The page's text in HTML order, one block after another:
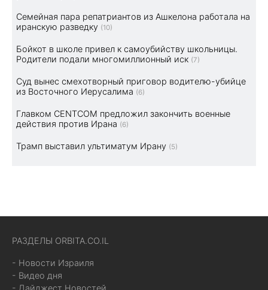
Семейная пара репатриантов из Ашкелона работала на
иранскую разведку (10)
Бойкот в школе привел к самоубийству школьницы.
Родители подали многомиллионный иск (7)
Суд вынес смехотворный приговор водителю-убийце
из Восточного Иерусалима (6)
Главком CENTCOM предложил закончить военные
действия против Ирана (6)
Трамп выставил ультиматум Ирану (5)
РАЗДЕЛЫ ORBITA.CO.IL
- Новости Израиля
- Видео дня
- Дайджест Новостей